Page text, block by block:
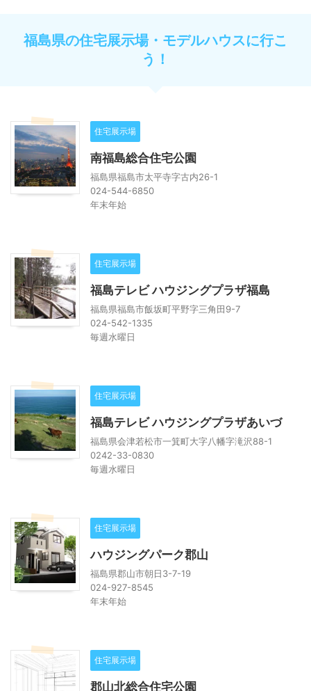
福島県の住宅展示場・モデルハウスに行こ
う！
住宅展示場
南福島総合住宅公園
福島県福島市太平寺字古内26-1
024-544-6850
年末年始
住宅展示場
福島テレビ ハウジングプラザ福島
福島県福島市飯坂町平野字三角田9-7
024-542-1335
毎週水曜日
住宅展示場
福島テレビ ハウジングプラザあいづ
福島県会津若松市一箕町大字八幡字滝沢88-1
0242-33-0830
毎週水曜日
住宅展示場
ハウジングパーク郡山
福島県郡山市朝日3-7-19
024-927-8545
年末年始
住宅展示場
郡山北総合住宅公園